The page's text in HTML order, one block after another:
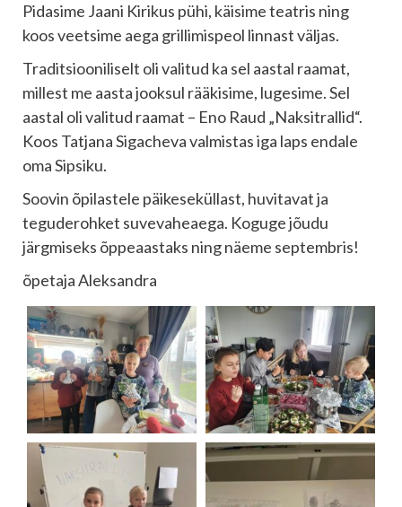
Pidasime Jaani Kirikus pühi, käisime teatris ning
koos veetsime aega grillimispeol linnast väljas.
Traditsiooniliselt oli valitud ka sel aastal raamat,
millest me aasta jooksul rääkisime, lugesime. Sel
aastal oli valitud raamat – Eno Raud „Naksitrallid“.
Koos Tatjana Sigacheva valmistas iga laps endale
oma Sipsiku.
Soovin õpilastele päikeseküllast, huvitavat ja
teguderohket suvevaheaega. Koguge jõudu
järgmiseks õppeaastaks ning näeme septembris!
õpetaja Aleksandra